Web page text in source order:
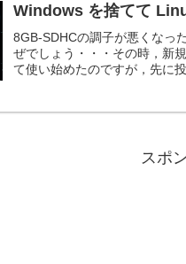
Windows を捨てて
8GB-SDHCの調子が悪くなっ
ぜでしょう・・・その時，新
て使い始めたのですが，先に投
スポ